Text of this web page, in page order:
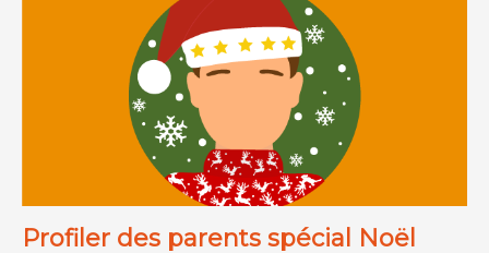
Profiler des parents spécial Noël